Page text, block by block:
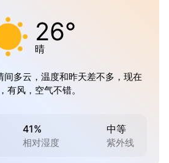
26°
晴
间多云，温度和昨天差不多，现在
有风，空气不错。
41%
相对湿度
中等
紫外线